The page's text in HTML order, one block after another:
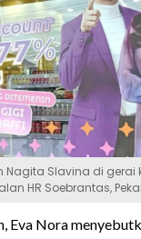
Nagita Slavina di gerai
HR Soebrantas,
Eva Nora